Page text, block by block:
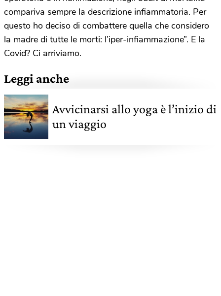
compariva sempre la descrizione infiammatoria. Per
questo ho deciso di combattere quella che considero
la madre di tutte le morti: l’iper-infiammazione”. E la
Covid? Ci arriviamo.
Leggi anche
Avvicinarsi allo yoga è l’inizio di
un viaggio